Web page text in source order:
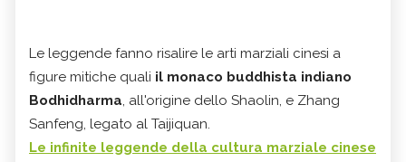
Le leggende fanno risalire le arti marziali cinesi a
figure mitiche quali il monaco buddhista indiano
Bodhidharma, all'origine dello Shaolin, e Zhang
Sanfeng, legato al Taijiquan.
Le infinite leggende della cultura marziale cinese